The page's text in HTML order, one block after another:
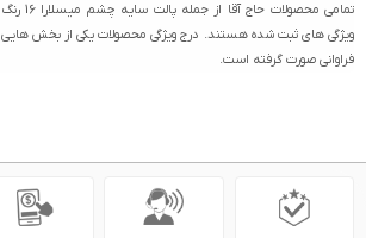
ویژگی های ثبت شده هستند. درج ویژگی محصولات یکی از بخش
فراوانی صورت گرفته است.